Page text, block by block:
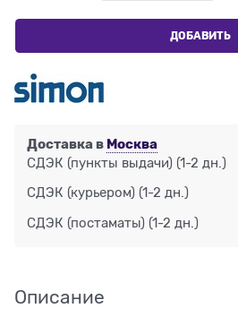
ДОБАВИТЬ
Доставка в Москва
СДЭК (пункты выдачи) (1-2 дн.)
СДЭК (курьером) (1-2 дн.)
СДЭК (постаматы) (1-2 дн.)
Описание